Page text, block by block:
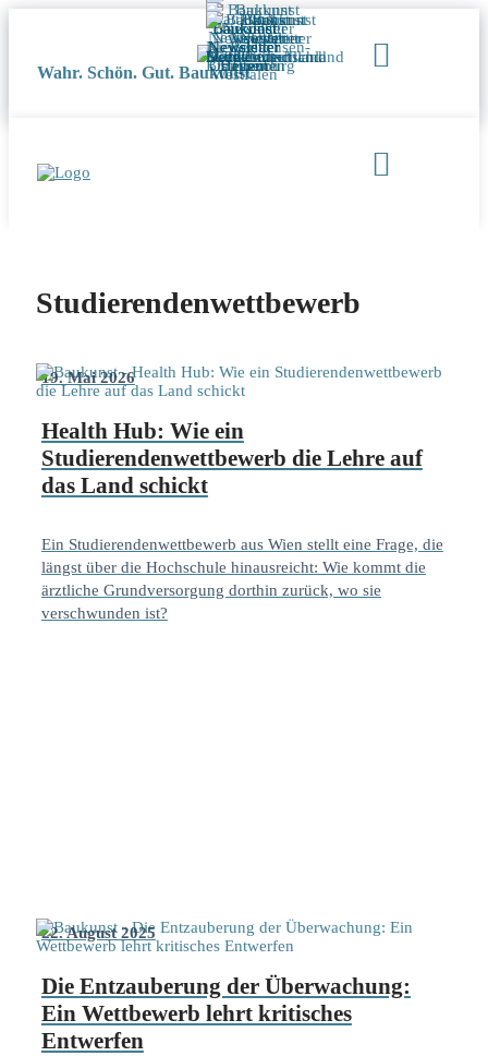
Wahr. Schön. Gut. Baukunst
Studierendenwettbewerb
19. Mai 2026
Health Hub: Wie ein
Studierendenwettbewerb die Lehre auf
das Land schickt
Ein Studierendenwettbewerb aus Wien stellt eine Frage, die
längst über die Hochschule hinausreicht: Wie kommt die
ärztliche Grundversorgung dorthin zurück, wo sie
verschwunden ist?
22. August 2025
Die Entzauberung der Überwachung:
Ein Wettbewerb lehrt kritisches
Entwerfen